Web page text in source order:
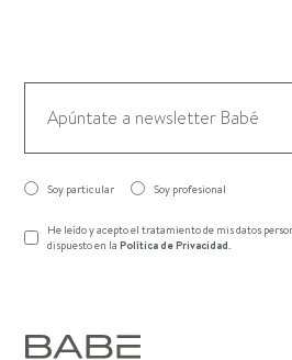
Soy particular Soy profesional
He leído y acepto el tratamiento de mis datos
dispuesto en laPolítica de Privacidad.